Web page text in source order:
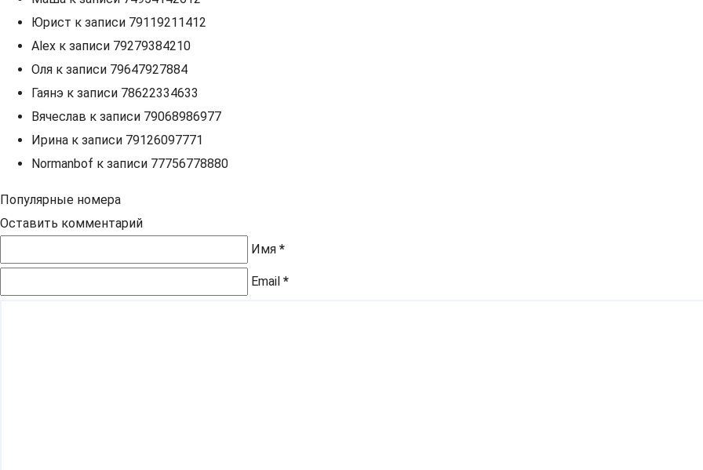
Юрист к записи 79119211412
Alex к записи 79279384210
Оля к записи 79647927884
Гаянэ к записи 78622334633
Вячеслав к записи 79068986977
Ирина к записи 79126097771
Normanbof к записи 77756778880
Популярные номера
Оставить комментарий
Имя *
Email *